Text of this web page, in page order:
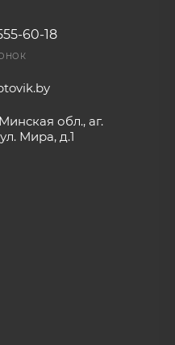
60-18
обл., аг.
Мира, д.1